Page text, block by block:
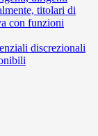
titolari di
con funzioni
discrezionali